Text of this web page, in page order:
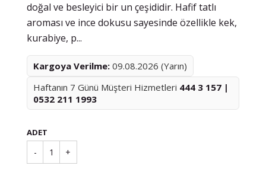
doğal ve besleyici bir un çeşididir. Hafif tatlı
aroması ve ince dokusu sayesinde özellikle kek,
kurabiye, p...
Kargoya Verilme: 09.08.2026 (Yarın)
Haftanın 7 Günü Müşteri Hizmetleri 444 3 157 |
0532 211 1993
ADET
- 1 +